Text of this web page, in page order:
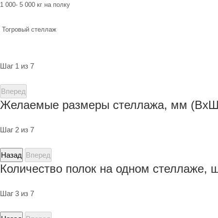
1 000- 5 000 кг на полку
Тогровый стеллаж
Шаг 1 из 7
Вперед
Желаемые размеры стеллажа, мм
Шаг 2 из 7
Назад Вперед
Количество полок на одном стеллаже,
Шаг 3 из 7